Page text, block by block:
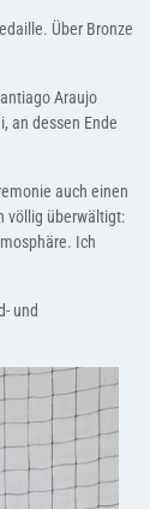
Über Bronze
Araujo
an dessen Ende
auch einen
völlig überwältigt:
Ich
und